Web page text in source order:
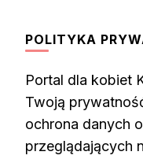
POLITYKA
Portal dla kobiet
Twoją
ochrona danych
przeglądających